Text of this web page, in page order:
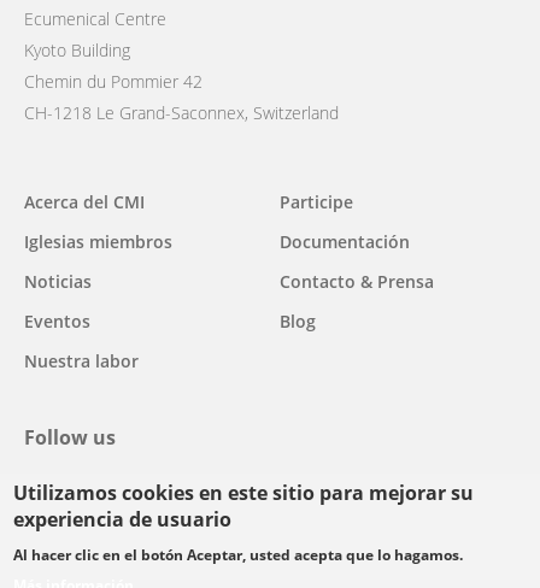
Utilizamos cookies en este sitio para mejorar su
experiencia de usuario
Al hacer clic en el botón Aceptar, usted acepta que lo hagamos.
Ecumenical Centre
Kyoto Building
Chemin du Pommier 42
CH-1218 Le Grand-Saconnex, Switzerland
Main
navigation
Acerca del CMI
Iglesias miembros
Noticias
Eventos
Nuestra labor
Participe
Documentación
Contacto & Prensa
Blog
Follow us
facebook
twitteryoutubeyoutubeinstagram
Select